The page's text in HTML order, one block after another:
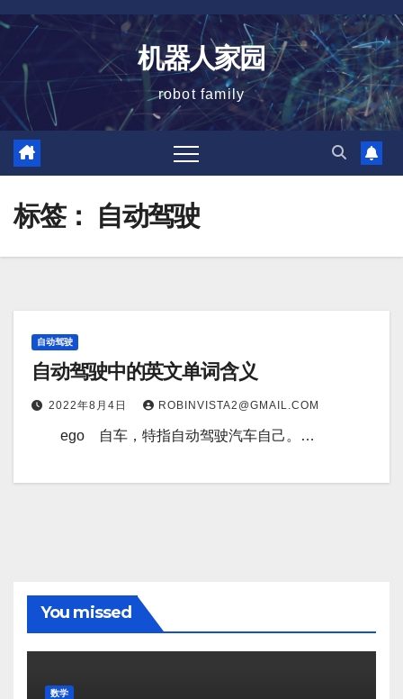
跳
机器人家园
robot family
标签： 自动驾驶
自动驾驶
自动驾驶中的英文单词含义
2022年8月4日 ROBINVISTA2@GMAIL.COM
ego 自车，特指自动驾驶汽车自己。…
You missed
数学